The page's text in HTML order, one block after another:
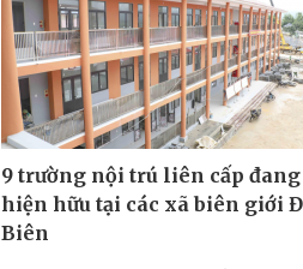
9 trường nội trú liên cấp đang
hiện hữu tại các xã biên giới
Biên